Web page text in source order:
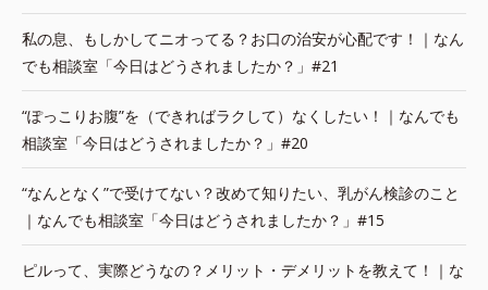
私の息、もしかしてニオってる？お口の治安が心配です！｜なん
でも相談室「今日はどうされましたか？」#21
“ぽっこりお腹”を（できればラクして）なくしたい！｜なんでも
相談室「今日はどうされましたか？」#20
“なんとなく”で受けてない？改めて知りたい、乳がん検診のこと
｜なんでも相談室「今日はどうされましたか？」#15
ピルって、実際どうなの？メリット・デメリットを教えて！｜な